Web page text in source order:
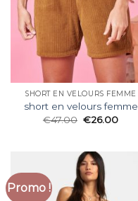
SHORT EN VELOURS FEMME
short en velours femme
€47.00 €26.00
Promo !